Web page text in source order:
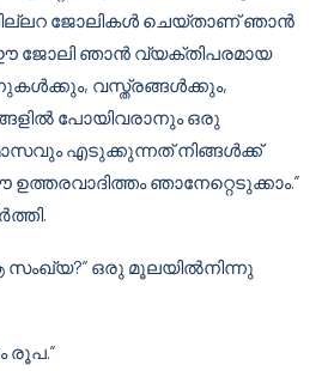
ചില്ലറ ജോലികൾ ചെയ്താണ് ഞാൻ
ഈ ജോലി ഞാൻ വ്യക്തിപരമായ
വസ്ത്രങ്ങൾക്കും,
പോയിവരാനും ഒരു
എടുക്കുന്നത് നിങ്ങൾക്ക്
ഞാനേറ്റെടുക്കാം.”
സംഖ്യ?” ഒരു മൂലയിൽനിന്നു
രൂപ.”